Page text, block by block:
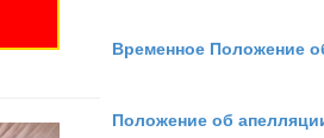
Временное Положение
Положение об